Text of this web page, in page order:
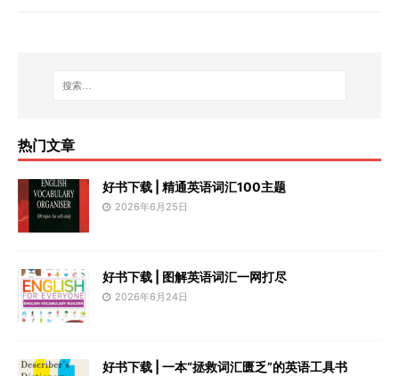
热门文章
好书下载 | 精通英语词汇100主题
2026年6月25日
好书下载 | 图解英语词汇一网打尽
2026年6月24日
好书下载 | 一本“拯救词汇匮乏”的英语工具书